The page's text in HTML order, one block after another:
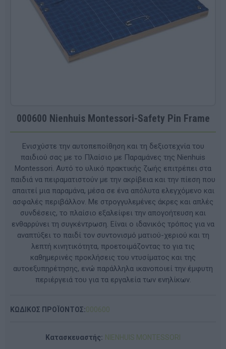
000600 Nienhuis Montessori-Safety Pin Frame
Ενισχύστε την αυτοπεποίθηση και τη δεξιοτεχνία του
παιδιού σας με το Πλαίσιο με Παραμάνες της Nienhuis
Montessori. Αυτό το υλικό πρακτικής ζωής επιτρέπει στα
παιδιά να πειραματιστούν με την ακρίβεια και την πίεση που
απαιτεί μια παραμάνα, μέσα σε ένα απόλυτα ελεγχόμενο και
ασφαλές περιβάλλον. Με στρογγυλεμένες άκρες και απλές
συνδέσεις, το πλαίσιο εξαλείφει την απογοήτευση και
ενθαρρύνει τη συγκέντρωση. Είναι ο ιδανικός τρόπος για να
αναπτύξει το παιδί τον συντονισμό ματιού-χεριού και τη
λεπτή κινητικότητα, προετοιμάζοντας το για τις
καθημερινές προκλήσεις του ντυσίματος και της
αυτοεξυπηρέτησης, ενώ παράλληλα ικανοποιεί την έμφυτη
περιέργειά του για τα εργαλεία των ενηλίκων.
ΚΩΔΙΚΟΣ ΠΡΟΪΟΝΤΟΣ:000600
Κατασκευαστής: NIENHUIS MONTESSORI